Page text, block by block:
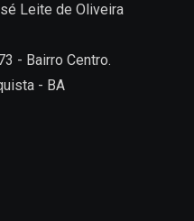
Leite de Oliveira
- Bairro Centro.
- BA